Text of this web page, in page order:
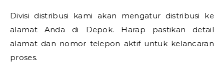
Divisi distribusi kami akan mengatur distribusi ke
alamat Anda di Depok. Harap pastikan detail
alamat dan nomor telepon aktif untuk kelancaran
proses.